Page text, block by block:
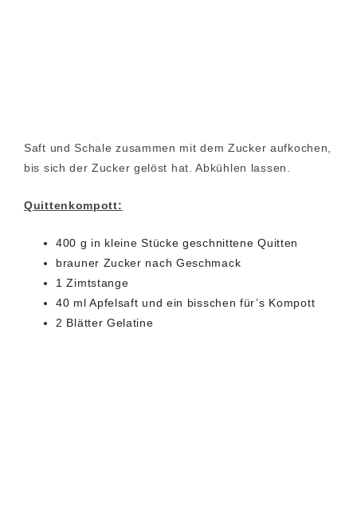
Saft und Schale zusammen mit dem Zucker aufkochen,
bis sich der Zucker gelöst hat. Abkühlen lassen.
Quittenkompott:
400 g in kleine Stücke geschnittene Quitten
brauner Zucker nach Geschmack
1 Zimtstange
40 ml Apfelsaft und ein bisschen für’s Kompott
2 Blätter Gelatine